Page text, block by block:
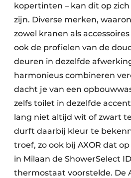
kopertinten – kan dit op
zijn. Diverse merken,
zowel kranen als
ook de profielen van de
deuren in dezelfde
harmonieus combineren
dacht je van een
zelfs toilet in dezelfde
lang niet altijd wit of zwart
durft daarbij kleur te
troef, zo ook bij AXOR dat
in Milaan de ShowerSelect
thermostaat voorstelde. De